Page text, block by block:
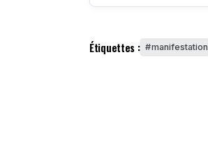
Étiquettes : manifestation